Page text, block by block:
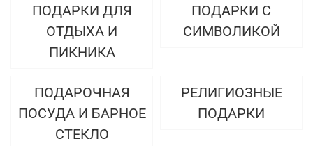
ПОДАРКИ ДЛЯ
ОТДЫХА И
ПИКНИКА
ПОДАРКИ С
СИМВОЛИКОЙ
ПОДАРОЧНАЯ
ПОСУДА И БАРНОЕ
СТЕКЛО
РЕЛИГИОЗНЫЕ
ПОДАРКИ